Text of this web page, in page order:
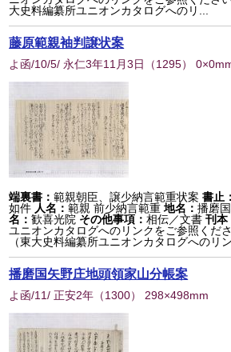
大史料編纂所ユニオンカタログへのリ...
藤原範親袖判譲状案
よ函/10/5/ 永仁3年11月3日 （1295）
端裏書：範親朝臣、譲少納言範重状案 書止
如件 人名：範親 前少納言範重 地名：播磨
名：歓喜光院 その他事項：相伝／文書 刊本
ユニオンカタログへのリンクをご参照くださ
（東大史料編纂所ユニオンカタログへのリン
播磨国矢野庄地頭領家山分帳案
よ函/11/ 正安2年 （1300） 298×498mm